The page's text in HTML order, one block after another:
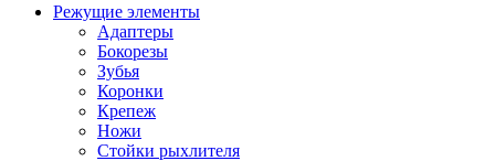
Режущие элементы
Адаптеры
Бокорезы
Зубья
Коронки
Крепеж
Ножи
Стойки рыхлителя